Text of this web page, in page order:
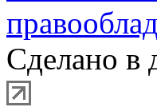
Сделано в